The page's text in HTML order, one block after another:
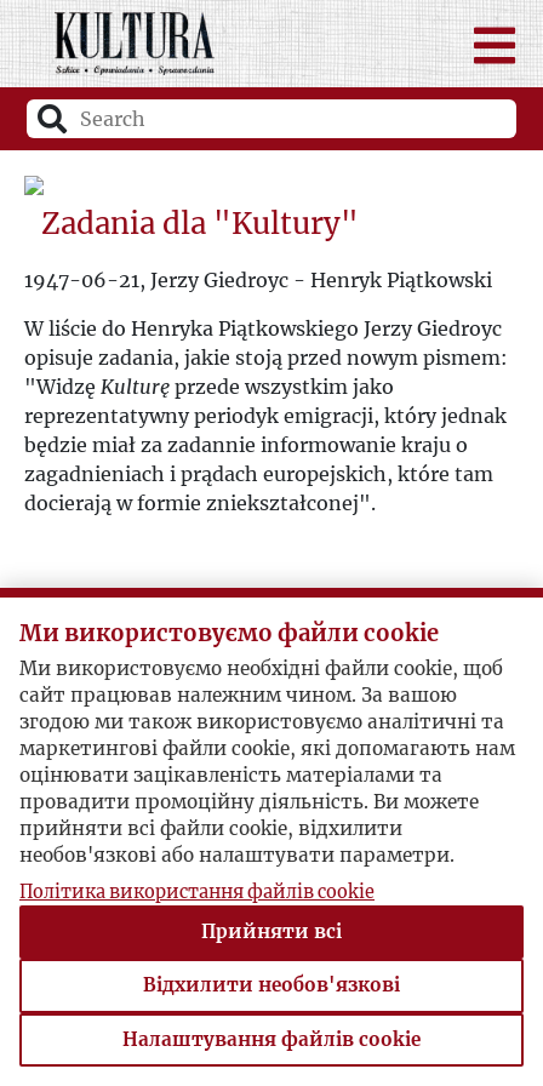
Zadania dla "Kultury"
1947-06-21, Jerzy Giedroyc - Henryk Piątkowski
W liście do Henryka Piątkowskiego Jerzy Giedroyc
opisuje zadania, jakie stoją przed nowym pismem:
"Widzę Kulturę przede wszystkim jako
reprezentatywny periodyk emigracji, który jednak
będzie miał za zadannie informowanie kraju o
zagadnieniach i prądach europejskich, które tam
docierają w formie zniekształconej".
Ми використовуємо файли cookie
Ми використовуємо необхідні файли cookie, щоб
сайт працював належним чином. За вашою
згодою ми також використовуємо аналітичні та
маркетингові файли cookie, які допомагають нам
оцінювати зацікавленість матеріалами та
провадити промоційну діяльність. Ви можете
прийняти всі файли cookie, відхилити
необов'язкові або налаштувати параметри.
Політика використання файлів cookie
Прийняти всі
Відхилити необов'язкові
Налаштування файлів cookie
Налаштування файлів cookie